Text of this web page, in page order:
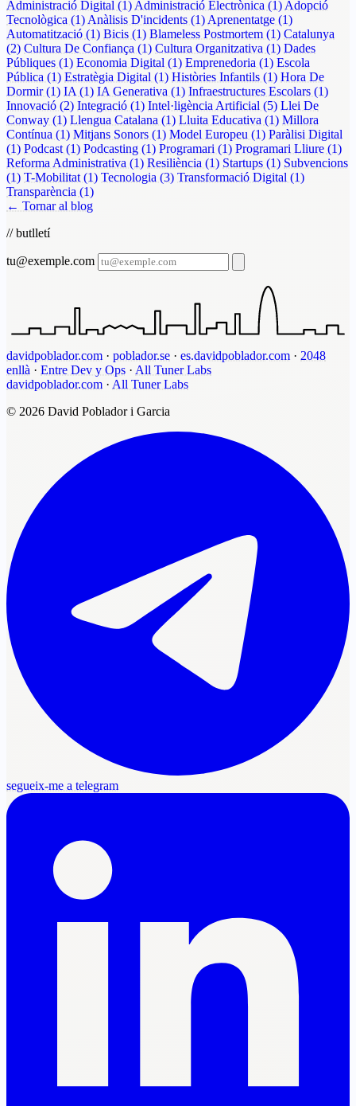
Administració Digital (1) Administració Electrònica (1) Adopció
Tecnològica (1) Anàlisis D'incidents (1) Aprenentatge (1)
Automatització (1) Bicis (1) Blameless Postmortem (1) Catalunya
(2) Cultura De Confiança (1) Cultura Organitzativa (1) Dades
Públiques (1) Economia Digital (1) Emprenedoria (1) Escola
Pública (1) Estratègia Digital (1) Històries Infantils (1) Hora De
Dormir(1) IA (1) IA Generativa (1) Infraestructures Escolars (1)
Innovació (2) Integració (1) Intel·ligència Artificial (5) Llei De
Conway (1) Llengua Catalana (1) Lluita Educativa (1) Millora
Contínua (1) Mitjans Sonors (1) Model Europeu (1) Paràlisi Digital
(1) Podcast (1) Podcasting (1) Programari (1) Programari Lliure (1)
Reforma Administrativa (1) Resiliència (1) Startups (1) Subvencions
(1) T-Mobilitat (1) Tecnologia (3) Transformació Digital (1)
Transparència (1)
← Tornar al blog
// butlletí
tu@exemple.com
davidpoblador.com · poblador.se · es.davidpoblador.com · 2048
enllà · Entre Dev y Ops · All Tuner Labs
davidpoblador.com · All Tuner Labs
© 2026 David Poblador i Garcia
segueix-me a telegram